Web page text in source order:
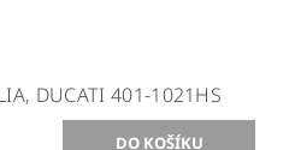
DUCATI 401-1021HS